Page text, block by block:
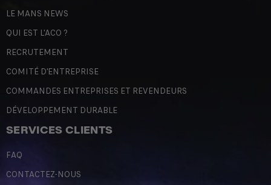
LE MANS NEWS
QUI EST L'ACO ?
RECRUTEMENT
COMITÉ D'ENTREPRISE
COMMANDES ENTREPRISES ET REVENDEURS
DÉVELOPPEMENT DURABLE
SERVICES CLIENTS
FAQ
CONTACTEZ-NOUS